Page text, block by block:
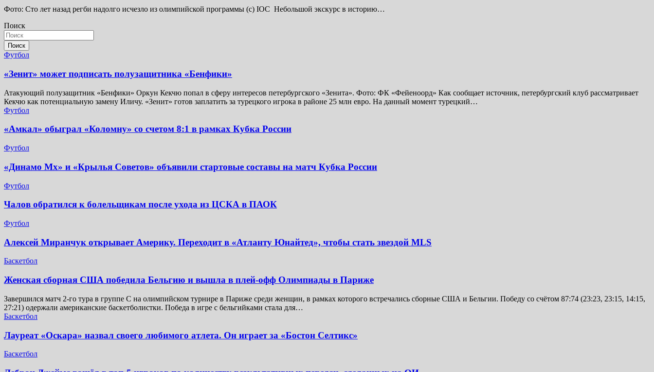
Фото: Сто лет назад регби надолго исчезло из олимпийской программы (с) IOC Небольшой экскурс в историю…
Поиск
Поиск
Футбол
«Зенит» может подписать полузащитника «Бенфики»
Атакующий полузащитник «Бенфики» Оркун Кекчю попал в сферу интересов петербургского «Зенита». Фото: ФК «Фейеноорд» Как сообщает источник, петербургский клуб рассматривает
Кекчю как потенциальную замену Иличу. «Зенит» готов заплатить за турецкого игрока в районе 25 млн евро. На данный момент турецкий…
Футбол
«Амкал» обыграл «Коломну» со счетом 8:1 в рамках Кубка России
Футбол
«Динамо Мх» и «Крылья Советов» объявили стартовые составы на матч Кубка России
Футбол
Чалов обратился к болельщикам после ухода из ЦСКА в ПАОК
Футбол
Алексей Миранчук открывает Америку. Переходит в «Атланту Юнайтед», чтобы стать звездой MLS
Баскетбол
Женская сборная США победила Бельгию и вышла в плей-офф Олимпиады в Париже
Завершился матч 2-го тура в группе C на олимпийском турнире в Париже среди женщин, в рамках которого встречались сборные США и Бельгии. Победу со счётом 87:74 (23:23, 23:15, 14:15,
27:21) одержали американские баскетболистки. Победа в игре с бельгийками стала для…
Баскетбол
Лауреат «Оскара» назвал своего любимого атлета. Он играет за «Бостон Селтикс»
Баскетбол